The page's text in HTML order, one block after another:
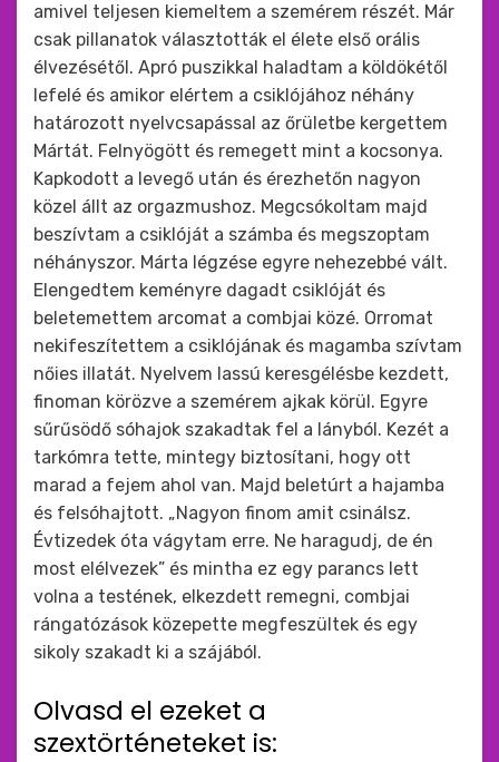
amivel teljesen kiemeltem a szemérem részét. Már
csak pillanatok választották el élete első orális
élvezésétől. Apró puszikkal haladtam a köldökétől
lefelé és amikor elértem a csiklójához néhány
határozott nyelvcsapással az őrületbe kergettem
Mártát. Felnyögött és remegett mint a kocsonya.
Kapkodott a levegő után és érezhetőn nagyon
közel állt az orgazmushoz. Megcsókoltam majd
beszívtam a csiklóját a számba és megszoptam
néhányszor. Márta légzése egyre nehezebbé vált.
Elengedtem keményre dagadt csiklóját és
beletemettem arcomat a combjai közé. Orromat
nekifeszítettem a csiklójának és magamba szívtam
nőies illatát. Nyelvem lassú keresgélésbe kezdett,
finoman körözve a szemérem ajkak körül. Egyre
sűrűsödő sóhajok szakadtak fel a lányból. Kezét a
tarkómra tette, mintegy biztosítani, hogy ott
marad a fejem ahol van. Majd beletúrt a hajamba
és felsóhajtott. „Nagyon finom amit csinálsz.
Évtizedek óta vágytam erre. Ne haragudj, de én
most elélvezek” és mintha ez egy parancs lett
volna a testének, elkezdett remegni, combjai
rángatózások közepette megfeszültek és egy
sikoly szakadt ki a szájából.
Olvasd el ezeket a
szextörténeteket is: